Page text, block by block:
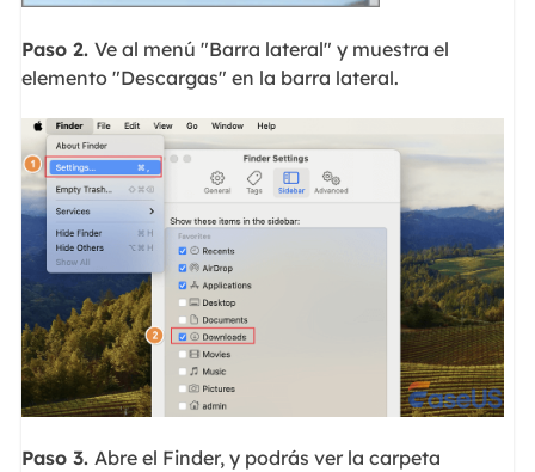
Paso 2. Ve al menú "Barra lateral" y muestra el
elemento "Descargas" en la barra lateral.
Paso 3. Abre el Finder, y podrás ver la carpeta